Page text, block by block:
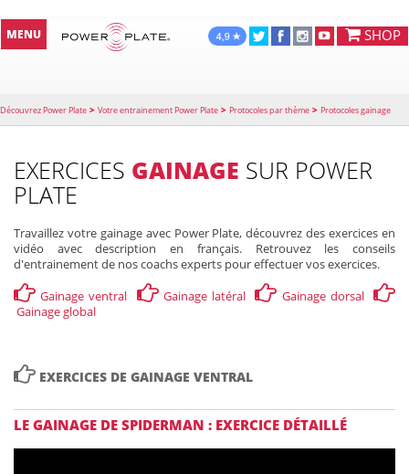
SHOP
MENU
Découvrez Power Plate > Votre entrainement Power Plate > Protocoles par thème > Protocoles gainage
EXERCICES GAINAGE SUR POWER
PLATE
Travaillez votre gainage avec Power Plate, découvrez des exercices en
vidéo avec description en français. Retrouvez les conseils
d'entrainement de nos coachs experts pour effectuer vos exercices.
 Gainage ventral Gainage latéral  Gainage dorsal 
Gainage global
 EXERCICES DE GAINAGE VENTRAL
LE GAINAGE DE SPIDERMAN : EXERCICE DÉTAILLÉ